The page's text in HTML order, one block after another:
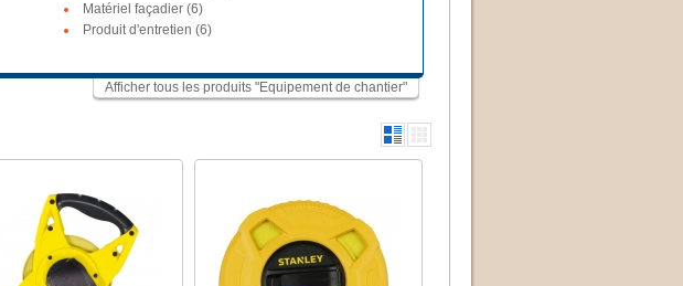
Matériel façadier (6)
Produit d'entretien (6)
Afficher tous les produits "Equipement de chantier"